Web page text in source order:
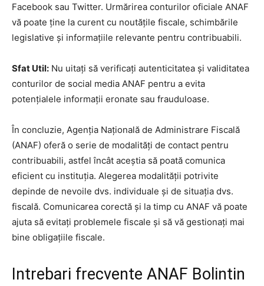
Facebook sau Twitter. Urmărirea conturilor oficiale ANAF
vă poate ține la curent cu noutățile fiscale, schimbările
legislative și informațiile relevante pentru contribuabili.
Sfat Util: Nu uitați să verificați autenticitatea și validitatea
conturilor de social media ANAF pentru a evita
potențialele informații eronate sau frauduloase.
În concluzie, Agenția Națională de Administrare Fiscală
(ANAF) oferă o serie de modalități de contact pentru
contribuabili, astfel încât aceștia să poată comunica
eficient cu instituția. Alegerea modalității potrivite
depinde de nevoile dvs. individuale și de situația dvs.
fiscală. Comunicarea corectă și la timp cu ANAF vă poate
ajuta să evitați problemele fiscale și să vă gestionați mai
bine obligațiile fiscale.
Intrebari frecvente ANAF Bolintin